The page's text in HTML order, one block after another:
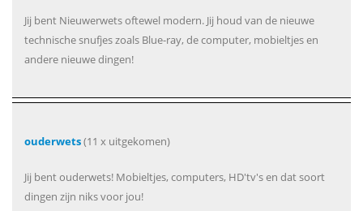
Jij bent Nieuwerwets oftewel modern. Jij houd van de nieuwe
technische snufjes zoals Blue-ray, de computer, mobieltjes en
andere nieuwe dingen!
ouderwets(11 x uitgekomen)
Jij bent ouderwets! Mobieltjes, computers, HD'tv's en dat soort
dingen zijn niks voor jou!